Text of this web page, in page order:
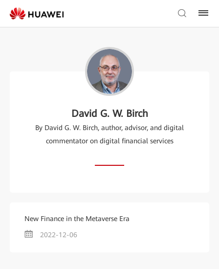
David G. W. Birch
By David G. W. Birch, author, advisor, and digital
commentator on digital financial services
New Finance in the Metaverse Era
2022-12-06